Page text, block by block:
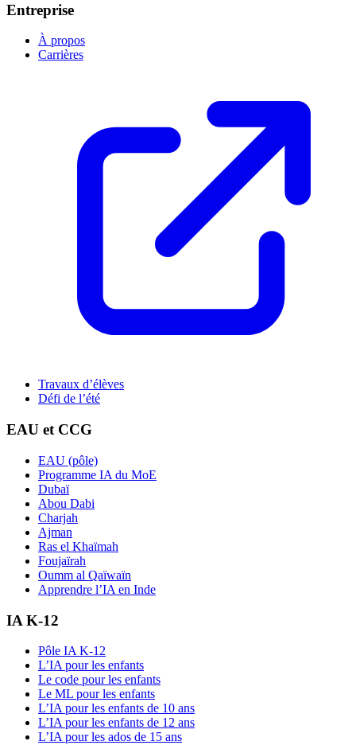
Entreprise
À propos
Carrières
Travaux d’élèves
Défi de l’été
EAU et CCG
EAU (pôle)
Programme IA du MoE
Dubaï
Abou Dabi
Charjah
Ajman
Ras el Khaïmah
Foujaïrah
Oumm al Qaïwaïn
Apprendre l’IA en Inde
IA K-12
Pôle IA K-12
L’IA pour les enfants
Le code pour les enfants
Le ML pour les enfants
L’IA pour les enfants de 10 ans
L’IA pour les enfants de 12 ans
L’IA pour les ados de 15 ans